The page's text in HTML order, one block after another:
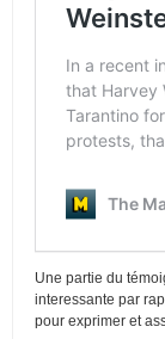
Une partie du
interessante par
pour exprimer et